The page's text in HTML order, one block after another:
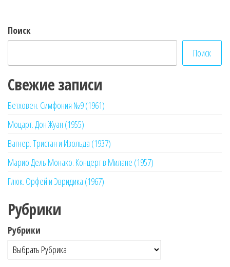
Поиск
Поиск
Свежие записи
Бетховен. Симфония №9 (1961)
Моцарт. Дон Жуан (1955)
Вагнер. Тристан и Изольда (1937)
Марио Дель Монако. Концерт в Милане (1957)
Глюк. Орфей и Эвридика (1967)
Рубрики
Рубрики